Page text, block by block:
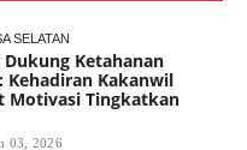
SELATAN
Ketahanan
Kehadiran Kakanwil
Motivasi Tingkatkan
03, 2026